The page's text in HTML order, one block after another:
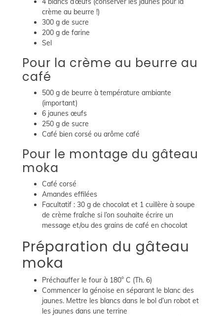
crème au beurre !)
300 g de sucre
200 g de farine
Sel
Pour la crème au beurre au
café
500 g de beurre à température ambiante
(important)
6 jaunes œufs
250 g de sucre
Café bien corsé ou arôme café
Pour le montage du gâteau
moka
Café corsé
Amandes effilées
Facultatif : 30 g de chocolat et 1 cuillère à soupe
de crème fraîche si l’on souhaite écrire un
message et/ou des grains de café en chocolat
Préparation du gâteau
moka
Préchauffer le four à 180° C (Th. 6)
Commencer la génoise en séparant le blanc des
jaunes. Mettre les blancs dans le bol d’un robot et
les jaunes dans une terrine